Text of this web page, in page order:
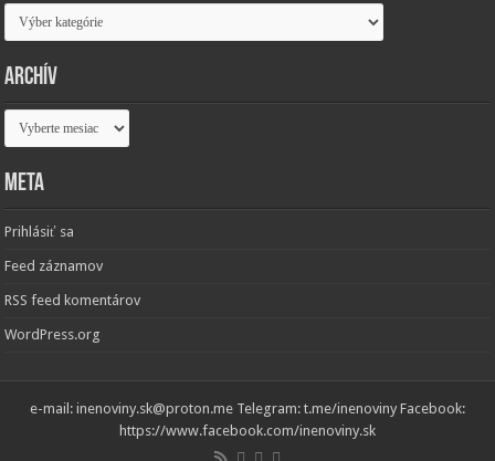
Kategórie
Archív
Archív
Meta
Prihlásiť sa
Feed záznamov
RSS feed komentárov
WordPress.org
e-mail: inenoviny.sk@proton.me Telegram: t.me/inenoviny Facebook:
https://www.facebook.com/inenoviny.sk